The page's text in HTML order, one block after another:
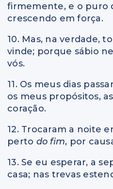
firmemente, e o puro
crescendo em força.
10. Mas, na verdade,
vinde; porque sábio
vós.
11. Os meus dias
os meus propósitos,
coração.
12. Trocaram a noite
perto do fim, por
13. Se eu esperar, a
casa; nas trevas